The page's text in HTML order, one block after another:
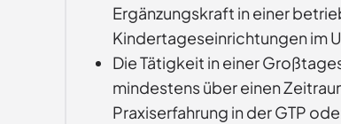
Ergänzungskraft in einer
Kindertageseinrichtungen im
Die Tätigkeit in einer
mindestens über einen
Praxiserfahrung in der GTP